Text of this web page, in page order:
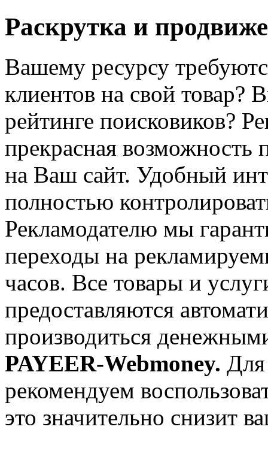
Раскрутка и
Вашему ресурсу
клиентов на свой товар?
рейтинге поисковиков?
прекрасная возможность
на Ваш сайт. Удобный
полностью
Рекламодателю мы
переходы на
часов. Все товары и
предоставляются
производиться
PAYEER-Webmoney.
рекомендуем
это значительно снизит